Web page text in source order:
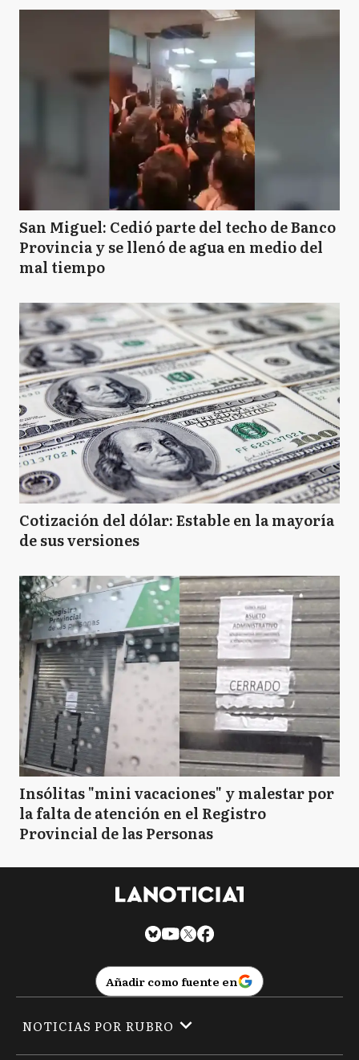
San Miguel: Cedió parte del techo de Banco
Provincia y se llenó de agua en medio del
mal tiempo
Cotización del dólar: Estable en la mayoría
de sus versiones
Insólitas "mini vacaciones" y malestar por
la falta de atención en el Registro
Provincial de las Personas
Añadir como fuente en
NOTICIAS POR RUBRO